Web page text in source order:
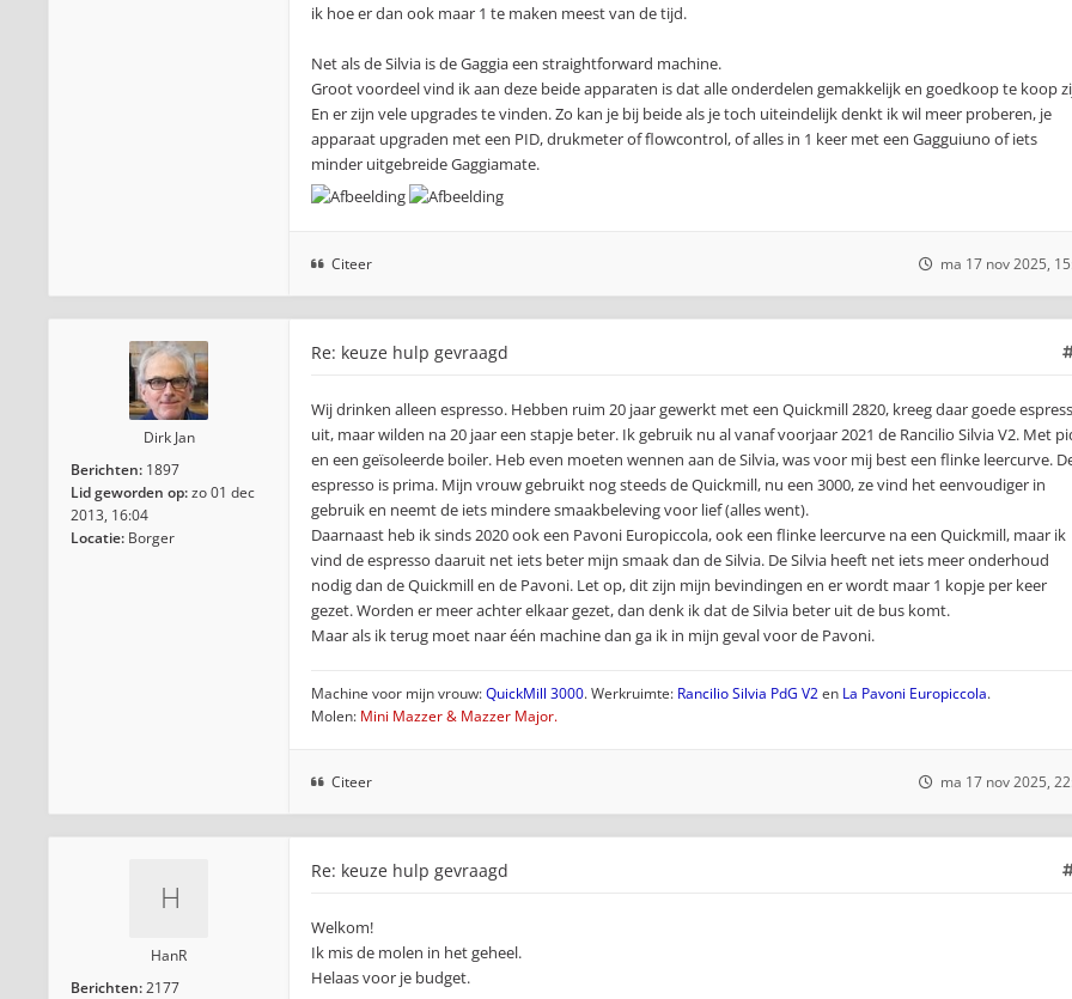
ik hoe er dan ook maar 1 te maken meest van de tijd.
Net als de Silvia is de Gaggia een straightforward machine.
Groot voordeel vind ik aan deze beide apparaten is dat alle onderdelen gemakkelijk en goedkoop te koop
En er zijn vele upgrades te vinden. Zo kan je bij beide als je toch uiteindelijk denkt ik wil meer proberen, je
apparaat upgraden met een PID, drukmeter of flowcontrol, of alles in 1 keer met een Gagguiuno of iets
minder uitgebreide Gaggiamate.
Citeer ma 17 nov 2025,
Dirk Jan
Berichten: 1897
Lid geworden op:zo 01 dec
2013, 16:04
Locatie: Borger
Re: keuze hulp gevraagd
Wij drinken alleen espresso. Hebben ruim 20 jaar gewerkt met een Quickmill 2820, kreeg daar goede
uit, maar wilden na 20 jaar een stapje beter. Ik gebruik nu al vanaf voorjaar 2021 de Rancilio Silvia V2. Met
en een geïsoleerde boiler. Heb even moeten wennen aan de Silvia, was voor mij best een flinke leercurve.
espresso is prima. Mijn vrouw gebruikt nog steeds de Quickmill, nu een 3000, ze vind het eenvoudiger in
gebruik en neemt de iets mindere smaakbeleving voor lief (alles went).
Daarnaast heb ik sinds 2020 ook een Pavoni Europiccola, ook een flinke leercurve na een Quickmill, maar ik
vind de espresso daaruit net iets beter mijn smaak dan de Silvia. De Silvia heeft net iets meer onderhoud
nodig dan de Quickmill en de Pavoni. Let op, dit zijn mijn bevindingen en er wordt maar 1 kopje per keer
gezet. Worden er meer achter elkaar gezet, dan denk ik dat de Silvia beter uit de bus komt.
Maar als ik terug moet naar één machine dan ga ik in mijn geval voor de Pavoni.
Machine voor mijn vrouw:QuickMill 3000. Werkruimte: Rancilio Silvia PdG V2en La Pavoni Europiccola.
Molen: Mini Mazzer & Mazzer Major.
Citeer ma 17 nov 2025,
HanR
Berichten:2177
Re: keuze hulp gevraagd
Welkom!
Ik mis de molen in het geheel.
Helaas voor je budget.